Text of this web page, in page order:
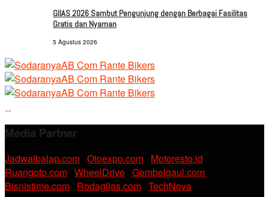
GIIAS 2026 Sambut Pengunjung dengan Berbagai Fasilitas
Gratis dan Nyaman
5 Agustus 2026
Media Partner
Jadwalbalap.com Otoexpo.com Motoresto.id
Ruangoto.com WheelDrive Gembelgaul.com
Bisnistime.com Rodagilas.com TechNova